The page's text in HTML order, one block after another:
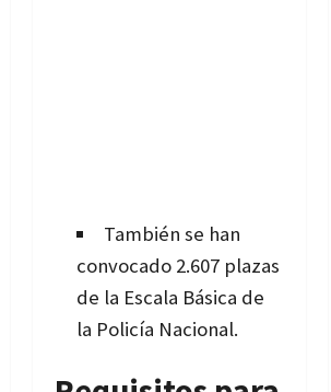
También se han
convocado 2.607 plazas
de la Escala Básica de
la Policía Nacional.